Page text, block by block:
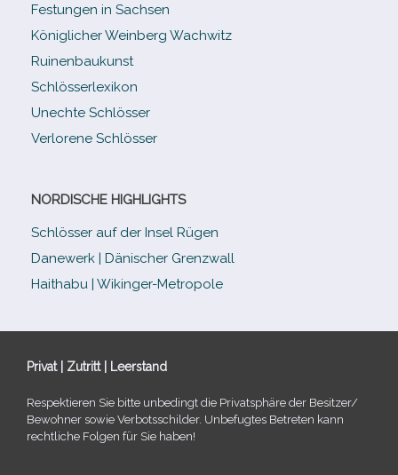
Festungen in Sachsen
Königlicher Weinberg Wachwitz
Ruinenbaukunst
Schlösserlexikon
Unechte Schlösser
Verlorene Schlösser
NORDISCHE HIGHLIGHTS
Schlösser auf der Insel Rügen
Danewerk | Dänischer Grenzwall
Haithabu | Wikinger-Metropole
Privat | Zutritt | Leerstand
Respektieren Sie bitte unbe­dingt die Privatsphäre der Besitzer/​
Bewohner sowie Verbotsschilder. Unbefugtes Betreten kann
recht­li­che Folgen für Sie haben!